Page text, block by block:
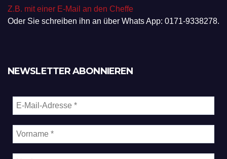
Z.B. mit einer E-Mail an den Cheffe
Oder Sie schreiben ihn an über Whats App: 0171-9338278.
NEWSLETTER ABONNIEREN